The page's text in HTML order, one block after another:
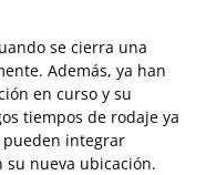
se cierra una
Además, ya han
en curso y su
tiempos de rodaje ya
pueden integrar
nueva ubicación.